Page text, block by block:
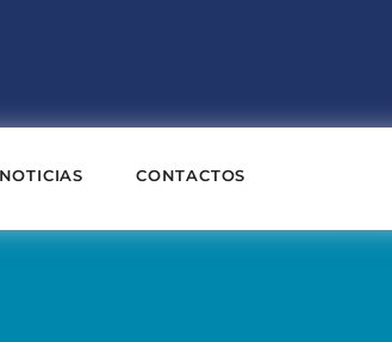
NOTICIAS CONTACTOS